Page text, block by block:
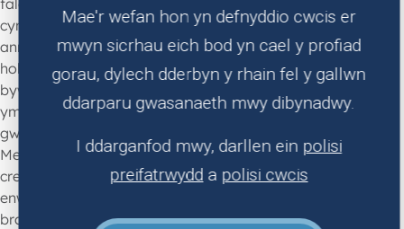
cymhwyso o'r brifysgol gyda gradd
anrhydedd dosbarth cyntaf. Gan fod gen i fy
holl deulu a ffrindiau yn yr ardal leol, mae
byw a gweithio o fewn fy nghymuned yn rhoi
ymdeimlad enfawr o falchder i mi ac yn
gwneud i mi deimlo fy mod yn perthyn yma.
Merthyr Tudful yw fy nghartref ac rwy'n
credu ei fod yn lle anhygoel i fyw, yn
enwedig gan fod cymaint o deithiau cerdded
braf mewn mynyddoedd gerllaw, bwytai
Mae'r wefan hon yn defnyddio cwcis er
mwyn sicrhau eich bod yn cael y profiad
gorau, dylech dderbyn y rhain fel y gallwn
ddarparu gwasanaeth mwy dibynadwy.
I ddarganfod mwy, darllen ein polisi
preifatrwydd a polisi cwcis